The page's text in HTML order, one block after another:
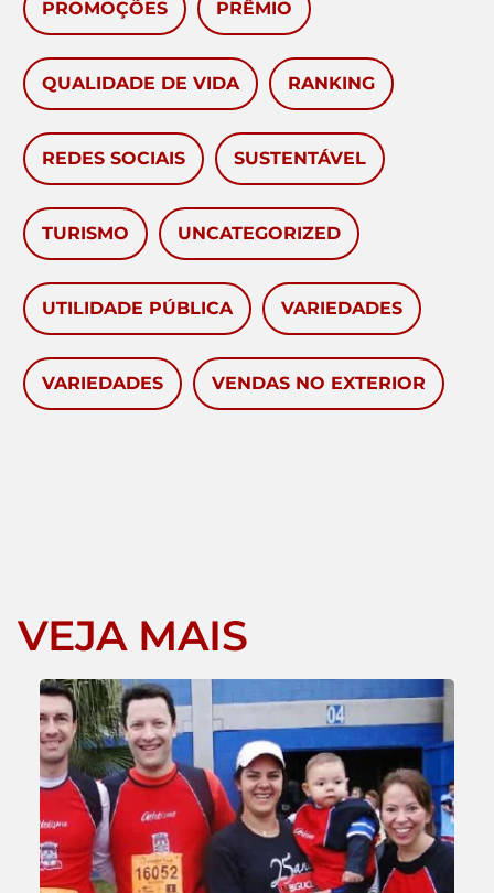
PROMOÇÕES PRÊMIO
QUALIDADE DE VIDA RANKING
REDES SOCIAIS SUSTENTÁVEL
TURISMO UNCATEGORIZED
UTILIDADE PÚBLICA VARIEDADES
VARIEDADES VENDAS NO EXTERIOR
VEJA MAIS